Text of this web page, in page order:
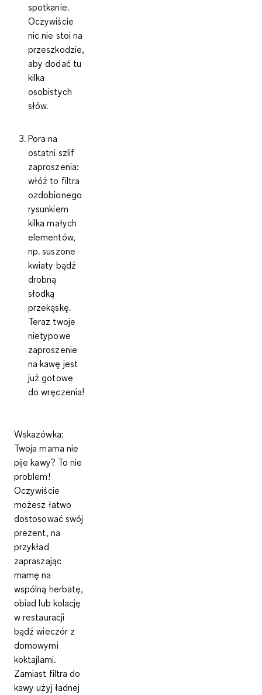
spotkanie.
Oczywiście
nic nie stoi na
przeszkodzie,
aby dodać tu
kilka
osobistych
słów.
Pora na
ostatni szlif
zaproszenia:
włóż to filtra
ozdobionego
rysunkiem
kilka małych
elementów,
np. suszone
kwiaty bądź
drobną
słodką
przekąskę.
Teraz twoje
nietypowe
zaproszenie
na kawę jest
już gotowe
do wręczenia!
Wskazówka:
Twoja mama nie
pije kawy? To nie
problem!
Oczywiście
możesz łatwo
dostosować swój
prezent, na
przykład
zapraszając
mamę na
wspólną herbatę,
obiad lub kolację
w restauracji
bądź wieczór z
domowymi
koktajlami.
Zamiast filtra do
kawy użyj ładnej